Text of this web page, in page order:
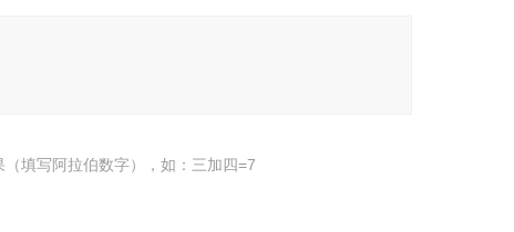
（填写阿拉伯数字），如：三加四=7